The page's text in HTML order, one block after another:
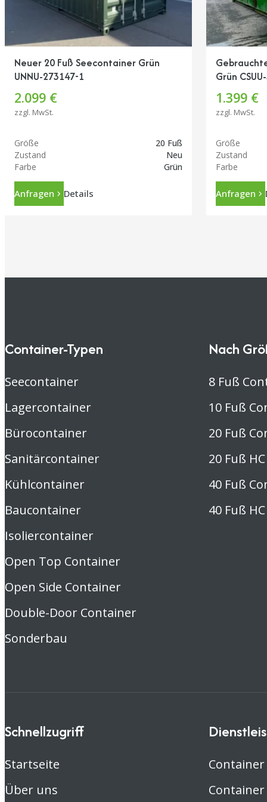
Neuer 20 Fuß Seecontainer Grün
UNNU-273147-1
2.099 €
zzgl. MwSt.
Größe
20 Fuß
Zustand
Neu
Farbe
Grün
Anfragen Details
Grün
1.399 €
zzgl. MwSt.
Größe
Zustand
Farbe
Anfragen
Container-Typen
Seecontainer
Lagercontainer
Bürocontainer
Sanitärcontainer
Kühlcontainer
Baucontainer
Isoliercontainer
Open Top Container
Open Side Container
Double-Door Container
Sonderbau
Nach
8 Fuß
10 Fuß
20 Fuß
20 Fuß
40 Fuß
40 Fuß
Schnellzugriff
Startseite
Über uns